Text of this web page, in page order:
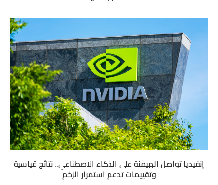
إنفيديا تواصل الهيمنة على الذكاء الاصطناعي.. نتائج قياسية
وتقييمات تدعم استمرار الزخم